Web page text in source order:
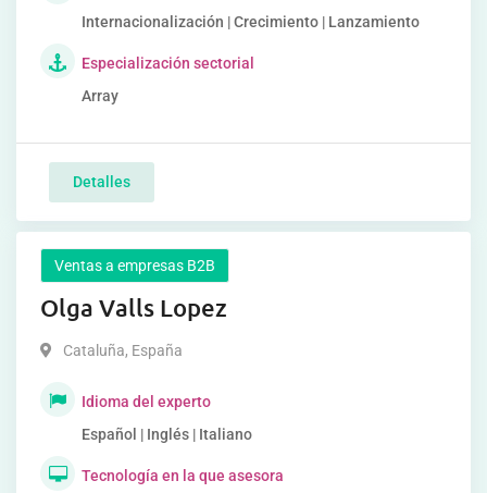
Internacionalización | Crecimiento | Lanzamiento
Especialización sectorial
Array
Detalles
Ventas a empresas B2B
Olga Valls Lopez
Cataluña, España
Idioma del experto
Español | Inglés | Italiano
Tecnología en la que asesora